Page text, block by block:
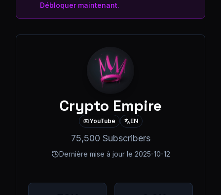
Débloquer maintenant.
Crypto Empire
YouTube EN
75,500 Subscribers
Dernière mise à jour le 2025-10-12